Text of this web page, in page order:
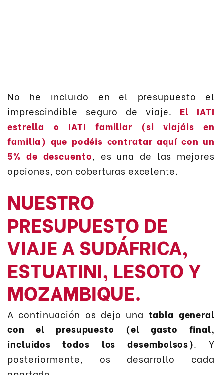
No he incluido en el presupuesto el
imprescindible seguro de viaje. El IATI
estrella o IATI familiar (si viajáis en
familia) que podéis contratar aquí con un
5% de descuento, es una de las mejores
opciones, con coberturas excelente.
NUESTRO
PRESUPUESTO DE
VIAJE A SUDÁFRICA,
ESTUATINI, LESOTO Y
MOZAMBIQUE.
A continuación os dejo una tabla general
con el presupuesto (el gasto final,
incluidos todos los desembolsos). Y
posteriormente, os desarrollo cada